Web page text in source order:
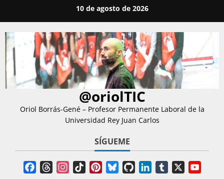
contenido
10 de agosto de 2026
@oriolTIC
Oriol Borrás-Gené – Profesor Permanente Laboral de la
Universidad Rey Juan Carlos
SÍGUEME
FacebookThreadsInstagram
TikTokPinterestBlueskyGitHubLinkedInTumblr